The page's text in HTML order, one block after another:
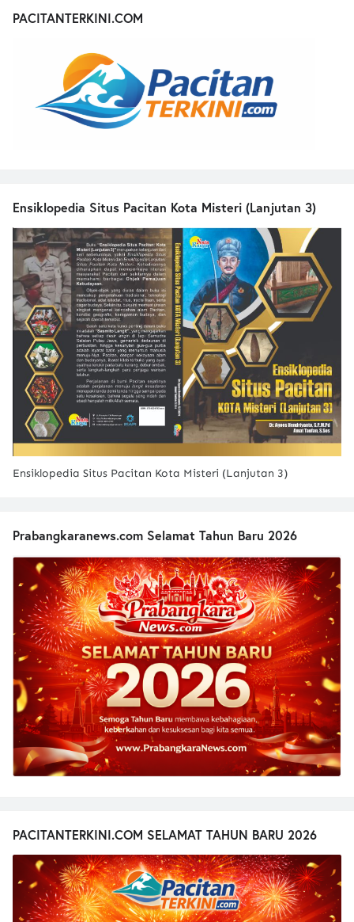
PACITANTERKINI.COM
Ensiklopedia Situs Pacitan Kota Misteri (Lanjutan 3)
Ensiklopedia Situs Pacitan Kota Misteri (Lanjutan 3)
Prabangkaranews.com Selamat Tahun Baru 2026
PACITANTERKINI.COM SELAMAT TAHUN BARU 2026